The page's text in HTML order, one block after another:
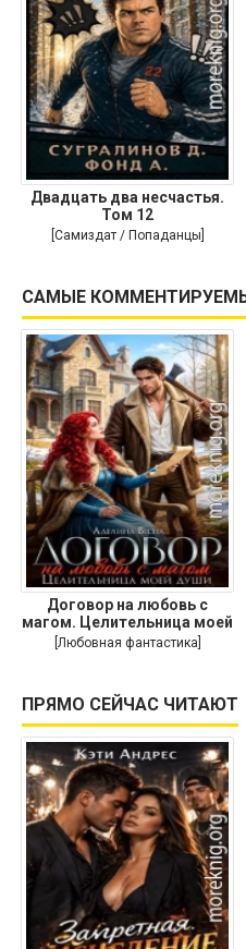
Двадцать два несчастья.
Том 12
[Самиздат / Попаданцы]
САМЫЕ
Договор на любовь с
магом. Целительница моей
души
[Любовная фантастика]
ПРЯМО СЕЙЧАС ЧИТАЮТ